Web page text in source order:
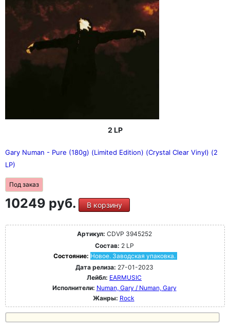
2 LP
Gary Numan - Pure (180g) (Limited Edition) (Crystal Clear Vinyl) (2
LP)
Под заказ
10249 руб. В корзину
Артикул: CDVP 3945252
Состав: 2 LP
Состояние: Новое. Заводская упаковка.
Дата релиза: 27-01-2023
Лейбл: EARMUSIC
Исполнители: Numan, Gary / Numan, Gary
Жанры: Rock